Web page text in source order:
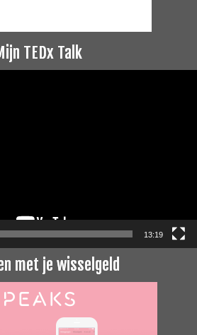
TEDx Talk
13:19
met je wisselgeld